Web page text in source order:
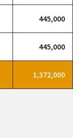
445,000
445,000
1,372,000